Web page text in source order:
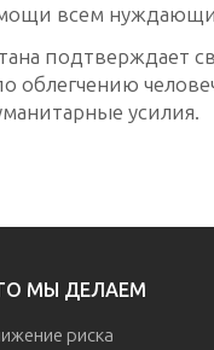
всем
усилия.
МЫ ДЕЛАЕМ
риска